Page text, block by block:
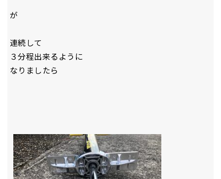
が
連続して
３分程出来るように
なりましたら